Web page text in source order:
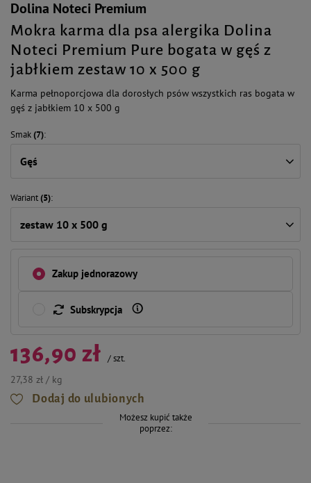
Dolina Noteci Premium
Mokra karma dla psa alergika Dolina
Noteci Premium Pure bogata w gęś z
jabłkiem zestaw 10 x 500 g
Karma pełnoporcjowa dla dorosłych psów wszystkich ras bogata w
gęś z jabłkiem 10 x 500 g
Smak(7)
Gęś
Wariant(5)
zestaw 10 x 500 g
Zakup jednorazowy
Subskrypcja
136,90 zł /szt.
27,38 zł / kg
Dodaj do ulubionych
Możesz kupić także
poprzez: